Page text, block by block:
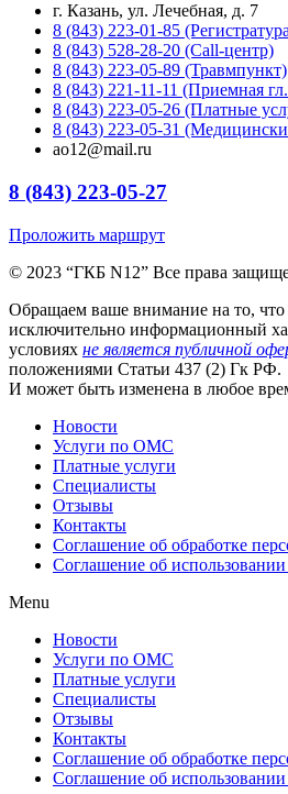
г. Казань, ул. Лечебная, д. 7
8 (843) 223-01-85
8 (843) 528-28-20 (Call-центр)
8 (843) 223-05-89 (Травмпункт)
8 (843) 221-11-11 (Приемная
8 (843) 223-05-26 (Платные
8 (843) 223-05-31
ao12@mail.ru
8 (843) 223-05-27
Проложить маршрут
© 2023 “ГКБ N12” Все права
Обращаем ваше внимание на то,
исключительно информационный
условиях не является публичной
положениями Статьи 437 (2) Гк РФ.
И может быть изменена в любое
Новости
Услуги по ОМС
Платные услуги
Специалисты
Отзывы
Контакты
Соглашение об обработке
Соглашение об
Menu
Новости
Услуги по ОМС
Платные услуги
Специалисты
Отзывы
Контакты
Соглашение об обработке
Соглашение об